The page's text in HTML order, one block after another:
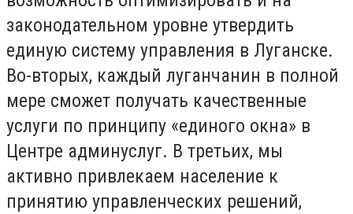
законодательном уровне утвердить
единую систему управления в Луганске.
Во-вторых, каждый луганчанин в полной
мере сможет получать качественные
услуги по принципу «единого окна» в
Центре админуслуг. В третьих, мы
активно привлекаем население к
принятию управленческих решений,